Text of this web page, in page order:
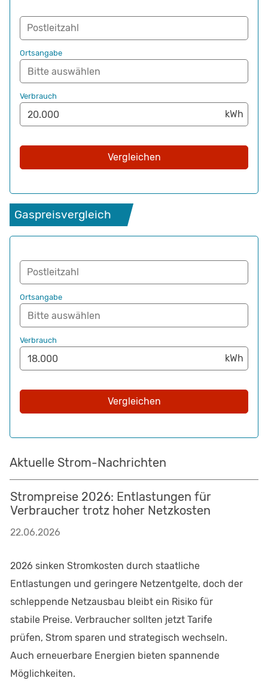
Postleitzahl
Ortsangabe
Verbrauch
Vergleichen
Gaspreisvergleich
Postleitzahl
Ortsangabe
Verbrauch
Vergleichen
Aktuelle Strom-Nachrichten
Strompreise 2026: Entlastungen für
Verbraucher trotz hoher Netzkosten
22.06.2026
2026 sinken Stromkosten durch staatliche
Entlastungen und geringere Netzentgelte, doch der
schleppende Netzausbau bleibt ein Risiko für
stabile Preise. Verbraucher sollten jetzt Tarife
prüfen, Strom sparen und strategisch wechseln.
Auch erneuerbare Energien bieten spannende
Möglichkeiten.